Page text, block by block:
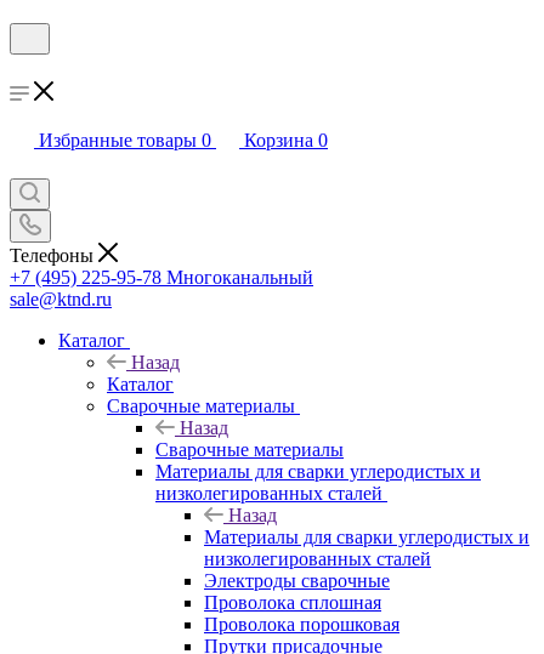
Избранные товары 0 Корзина 0
Телефоны
+7 (495) 225-95-78 Многоканальный
sale@ktnd.ru
Каталог
Назад
Каталог
Сварочные материалы
Назад
Сварочные материалы
Материалы для сварки углеродистых и
низколегированных сталей
Назад
Материалы для сварки углеродистых и
низколегированных сталей
Электроды сварочные
Проволока сплошная
Проволока порошковая
Прутки присадочные